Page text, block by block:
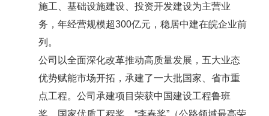
施工、基础设施建设、投资开发建设为主营业
务，年经营规模超300亿元，稳居中建在皖企业前
列。
公司以全面深化改革推动高质量发展，五大业态
优势赋能市场开拓，承建了一大批国家、省市重
点工程。公司承建项目荣获中国建设工程鲁班
奖、国家优质工程奖、“李春奖”（公路领域最高荣